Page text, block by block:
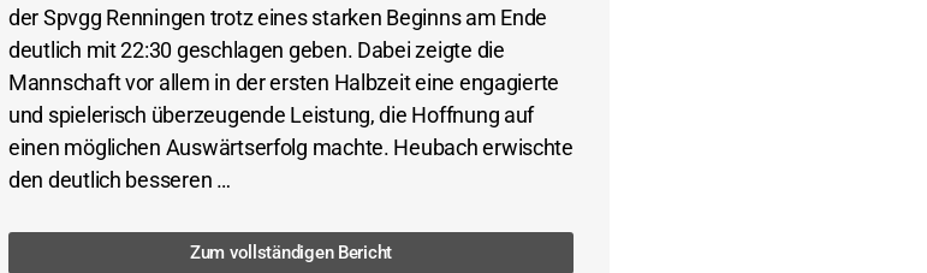
der Spvgg Renningen trotz eines starken Beginns am Ende
deutlich mit 22:30 geschlagen geben. Dabei zeigte die
Mannschaft vor allem in der ersten Halbzeit eine engagierte
und spielerisch überzeugende Leistung, die Hoffnung auf
einen möglichen Auswärtserfolg machte. Heubach erwischte
den deutlich besseren …
Zum vollständigen Bericht